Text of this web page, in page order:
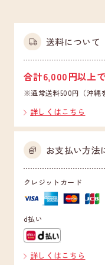
送料について
合計6,000円以上
※通常送料500円（沖縄
詳しくはこちら
お支払い方法
クレジットカード
d払い
詳しくはこちら